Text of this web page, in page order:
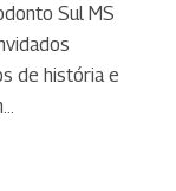
Sul MS
de história e